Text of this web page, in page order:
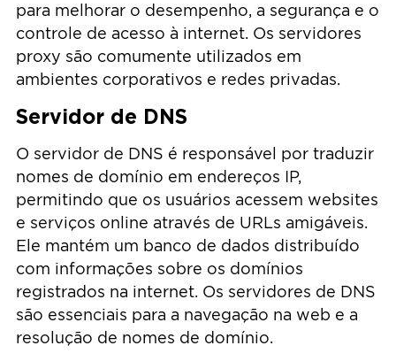
para melhorar o desempenho, a segurança e o
controle de acesso à internet. Os servidores
proxy são comumente utilizados em
ambientes corporativos e redes privadas.
Servidor de DNS
O servidor de DNS é responsável por traduzir
nomes de domínio em endereços IP,
permitindo que os usuários acessem websites
e serviços online através de URLs amigáveis.
Ele mantém um banco de dados distribuído
com informações sobre os domínios
registrados na internet. Os servidores de DNS
são essenciais para a navegação na web e a
resolução de nomes de domínio.